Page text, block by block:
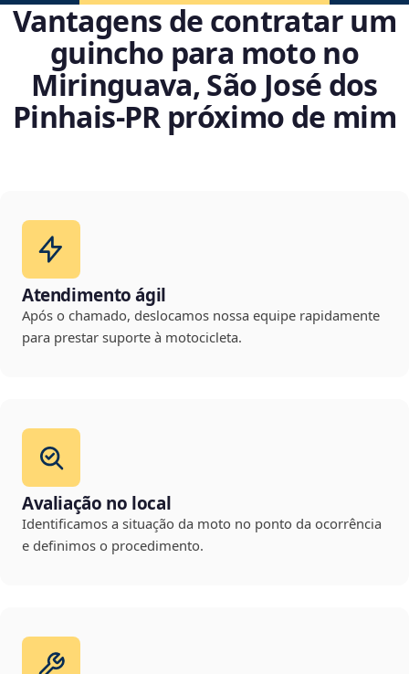
Vantagens de contratar um
guincho para moto no
Miringuava, São José dos
Pinhais‑PR próximo de mim
Atendimento ágil
Após o chamado, deslocamos nossa equipe rapidamente
para prestar suporte à motocicleta.
Avaliação no local
Identificamos a situação da moto no ponto da ocorrência
e definimos o procedimento.